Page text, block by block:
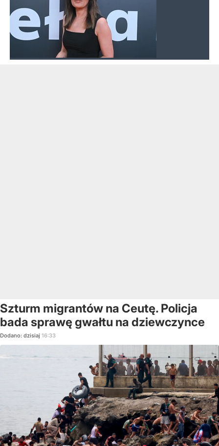
Szturm migrantów na Ceutę. Policja
bada sprawę gwałtu na dziewczynce
Dodano: dzisiaj 16:33